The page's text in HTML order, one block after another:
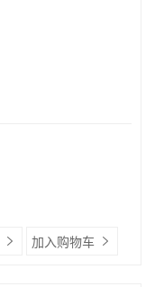
加入购物车